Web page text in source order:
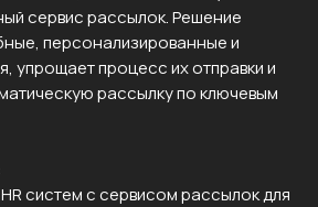
сервис рассылок. Решение
персонализированные и
упрощает процесс их отправки и
рассылку по ключевым
систем с сервисом рассылок для